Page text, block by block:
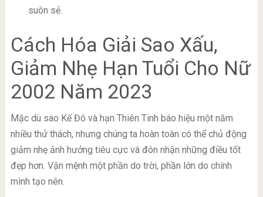
suôn sẻ.
Cách Hóa Giải Sao Xấu,
Giảm Nhẹ Hạn Tuổi Cho Nữ
2002 Năm 2023
Mặc dù sao Kế Đô và hạn Thiên Tinh báo hiệu một năm
nhiều thử thách, nhưng chúng ta hoàn toàn có thể chủ động
giảm nhẹ ảnh hưởng tiêu cực và đón nhận những điều tốt
đẹp hơn. Vận mệnh một phần do trời, phần lớn do chính
mình tạo nên.